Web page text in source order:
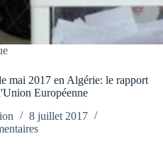
mai 2017 en Algérie: le rapport
Européenne
8 juillet 2017